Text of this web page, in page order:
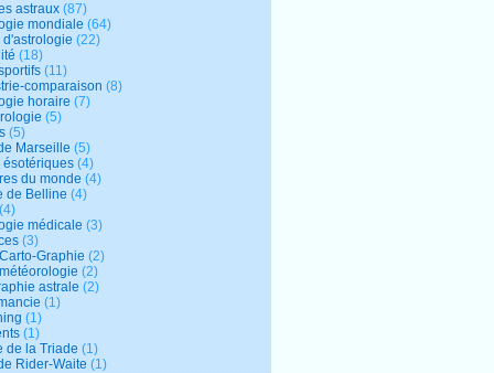
astraux (87)
mondiale (64)
d'astrologie (22)
(18)
(11)
comparaison (8)
horaire (7)
(5)
(5)
Marseille (5)
ésotériques (4)
du monde (4)
de Belline (4)
médicale (3)
(3)
Graphie (2)
(2)
astrale (2)
(1)
(1)
(1)
de la Triade (1)
Rider-Waite (1)